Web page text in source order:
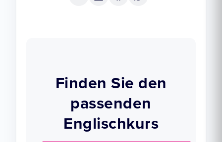
Finden Sie den
passenden
Englischkurs